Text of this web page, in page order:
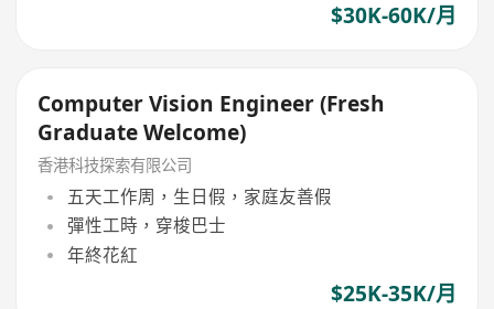
$30K-60K/月
Computer Vision Engineer (Fresh
Graduate Welcome)
香港科技探索有限公司
五天工作周，生日假，家庭友善假
彈性工時，穿梭巴士
年終花紅
$25K-35K/月